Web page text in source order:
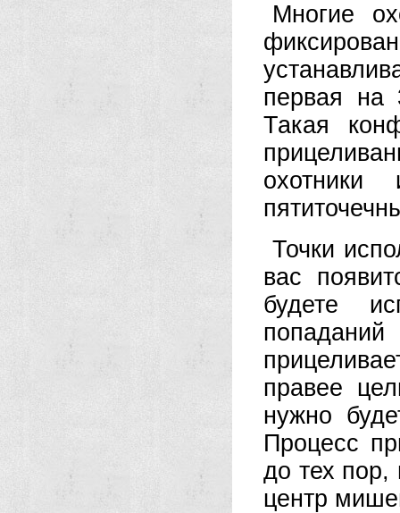
Многие
первая на
Такая
Точки
вас
будете
правее
нужно
Процесс
до тех пор,
центр